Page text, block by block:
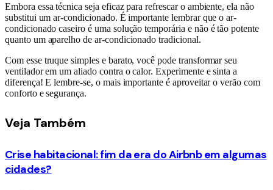
Embora essa técnica seja eficaz para refrescar o ambiente, ela não
substitui um ar-condicionado. É importante lembrar que o ar-
condicionado caseiro é uma solução temporária e não é tão potente
quanto um aparelho de ar-condicionado tradicional.
Com esse truque simples e barato, você pode transformar seu
ventilador em um aliado contra o calor. Experimente e sinta a
diferença! E lembre-se, o mais importante é aproveitar o verão com
conforto e segurança.
Veja Também
Crise habitacional: fim da era do Airbnb em algumas
cidades?